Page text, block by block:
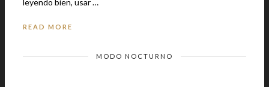
READ MORE
MODO NOCTURNO